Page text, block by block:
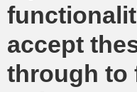
accept
through to